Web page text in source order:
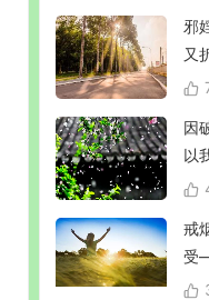
邪
又
因
以
戒
受